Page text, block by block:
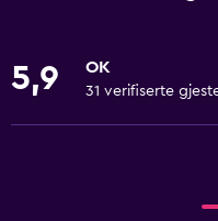
5,9 OK
31 verifiserte